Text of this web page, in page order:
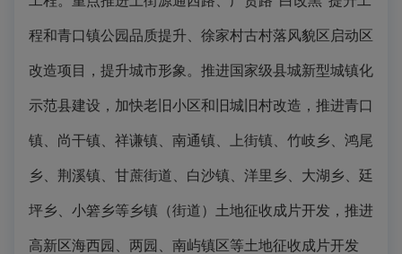
程和青口镇公园品质提升、徐家村古村落风貌区启动区
改造项目，提升城市形象。推进国家级县城新型城镇化
示范县建设，加快老旧小区和旧城旧村改造，推进青口
镇、尚干镇、祥谦镇、南通镇、上街镇、竹岐乡、鸿尾
乡、荆溪镇、甘蔗街道、白沙镇、洋里乡、大湖乡、廷
坪乡、小箬乡等乡镇（街道）土地征收成片开发，推进
高新区海西园、两园、南屿镇区等土地征收成片开发